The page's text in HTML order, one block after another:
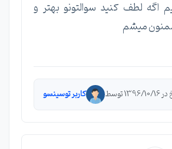
اگه لطف کنید سوالتونو بهتر و
میشم
16 توسط کاربر توسینسو